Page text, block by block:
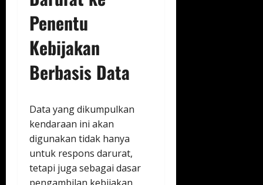
Penentu
Kebijakan
Berbasis Data
Data yang dikumpulkan
kendaraan ini akan
digunakan tidak hanya
untuk respons darurat,
tetapi juga sebagai dasar